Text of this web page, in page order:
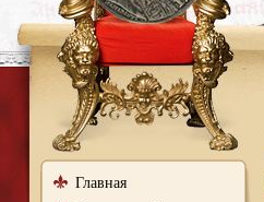
Главная